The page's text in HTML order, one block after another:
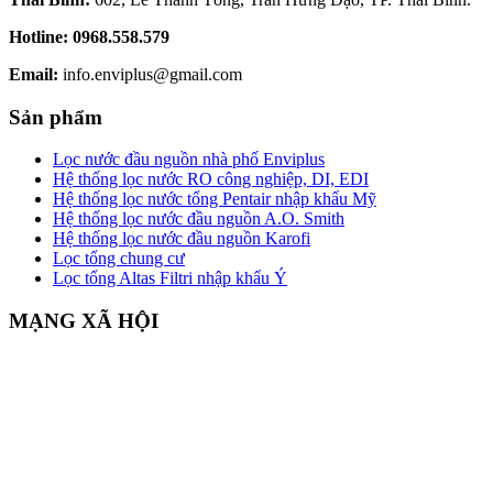
Hotline: 0968.558.579
Email: info.enviplus@gmail.com
Sản phẩm
Lọc nước đầu nguồn nhà phố Enviplus
Hệ thống lọc nước RO công nghiệp, DI, EDI
Hệ thống lọc nước tổng Pentair nhập khẩu Mỹ
Hệ thống lọc nước đầu nguồn A.O. Smith
Hệ thống lọc nước đầu nguồn Karofi
Lọc tổng chung cư
Lọc tổng Altas Filtri nhập khẩu Ý
MẠNG XÃ HỘI